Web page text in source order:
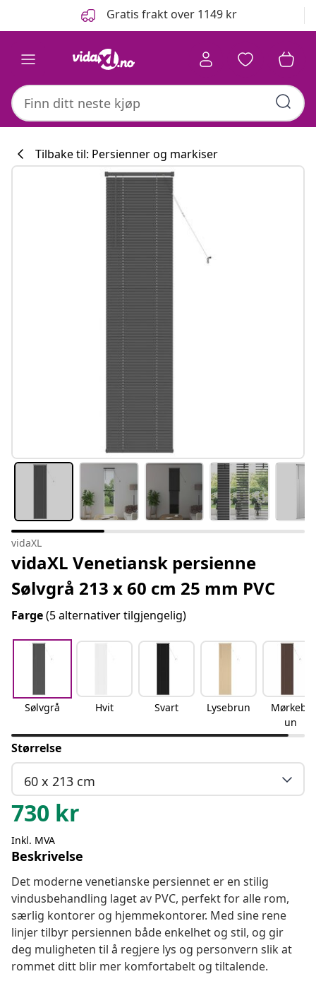
Gratis frakt over 1149 kr
Tilbake til: Persienner og markiser
vidaXL
vidaXL Venetiansk persienne
Sølvgrå 213 x 60 cm 25 mm PVC
Farge(5 alternativer tilgjengelig)
Sølvgrå Hvit Svart Lysebrun
Mørkebr
un
Størrelse
60 x 213 cm
730 kr
Inkl. MVA
Beskrivelse
Det moderne venetianske persiennet er en stilig
vindusbehandling laget av PVC, perfekt for alle rom,
særlig kontorer og hjemmekontorer. Med sine rene
linjer tilbyr persiennen både enkelhet og stil, og gir
deg muligheten til å regjere lys og personvern slik at
rommet ditt blir mer komfortabelt og tiltalende.